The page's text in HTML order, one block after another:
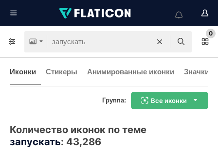
0
Иконки Стикеры Анимированные иконки Значки
Группа: Все иконки
Количество иконок по теме
запускать: 43,286